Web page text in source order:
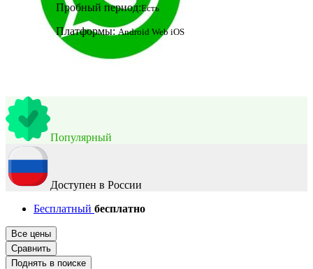
Пробный период:Есть
Платформы:Android Web iOS
Популярный
Доступен в России
Бесплатный бесплатно
Все цены
Сравнить
Поднять в поиске